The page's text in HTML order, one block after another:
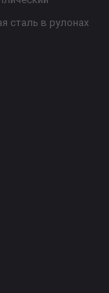
сталь в рулонах